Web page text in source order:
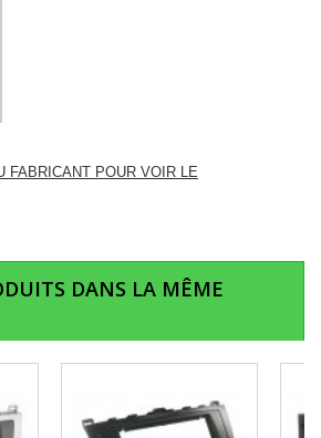
FABRICANT POUR VOIR LE
DANS LA MÊME